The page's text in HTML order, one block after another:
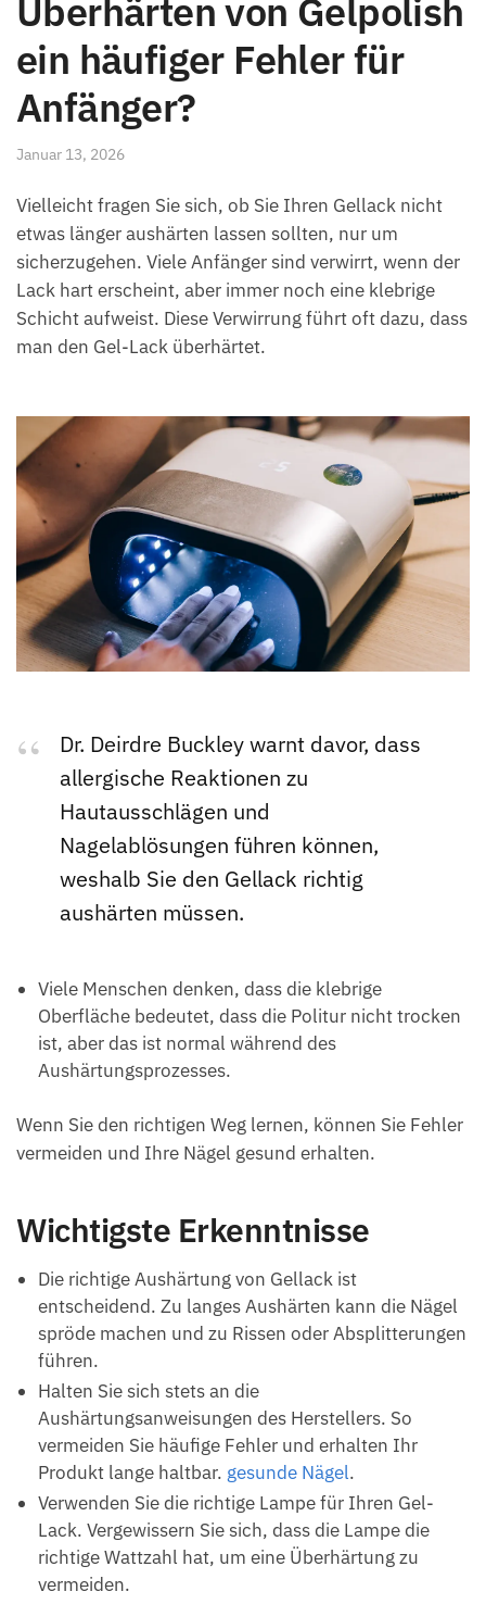
Überhärten von Gelpolish
ein häufiger Fehler für
Anfänger?
Januar 13, 2026
Vielleicht fragen Sie sich, ob Sie Ihren Gellack nicht
etwas länger aushärten lassen sollten, nur um
sicherzugehen. Viele Anfänger sind verwirrt, wenn der
Lack hart erscheint, aber immer noch eine klebrige
Schicht aufweist. Diese Verwirrung führt oft dazu, dass
man den Gel-Lack überhärtet.
Dr. Deirdre Buckley warnt davor, dass
allergische Reaktionen zu
Hautausschlägen und
Nagelablösungen führen können,
weshalb Sie den Gellack richtig
aushärten müssen.
Viele Menschen denken, dass die klebrige
Oberfläche bedeutet, dass die Politur nicht trocken
ist, aber das ist normal während des
Aushärtungsprozesses.
Wenn Sie den richtigen Weg lernen, können Sie Fehler
vermeiden und Ihre Nägel gesund erhalten.
Wichtigste Erkenntnisse
Die richtige Aushärtung von Gellack ist
entscheidend. Zu langes Aushärten kann die Nägel
spröde machen und zu Rissen oder Absplitterungen
führen.
Halten Sie sich stets an die
Aushärtungsanweisungen des Herstellers. So
vermeiden Sie häufige Fehler und erhalten Ihr
Produkt lange haltbar. gesunde Nägel.
Verwenden Sie die richtige Lampe für Ihren Gel-
Lack. Vergewissern Sie sich, dass die Lampe die
richtige Wattzahl hat, um eine Überhärtung zu
vermeiden.